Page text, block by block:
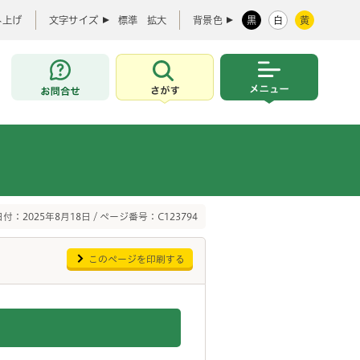
上げ 文字サイズ 標準 拡大 背景色 黒 白 黄
お問合せ
さがす
付：2025年8月18日 / ページ番号：C123794
このページを印刷する